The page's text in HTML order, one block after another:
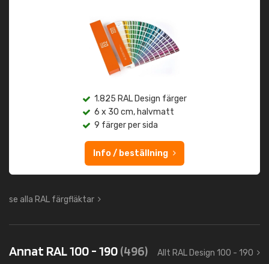
1.825 RAL Design färger
6 x 30 cm, halvmatt
9 färger per sida
Info / beställning
se alla RAL färgfläktar
Annat RAL 100 - 190(496) Allt RAL Design 100 - 190